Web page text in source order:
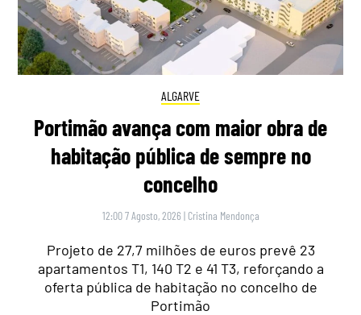
ALGARVE
Portimão avança com maior obra de
habitação pública de sempre no
concelho
12:00 7 Agosto, 2026 | Cristina Mendonça
Projeto de 27,7 milhões de euros prevê 23
apartamentos T1, 140 T2 e 41 T3, reforçando a
oferta pública de habitação no concelho de
Portimão